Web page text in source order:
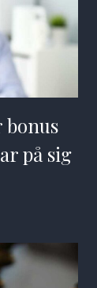
bonus
på sig